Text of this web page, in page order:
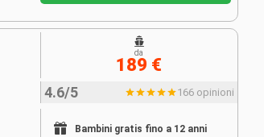
4.6/5 166 opinioni
Bambini gratis fino a 12 anni
da
189 €